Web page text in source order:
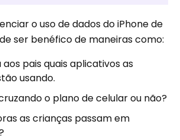
o uso de dados do iPhone de
ser benéfico de maneiras como:
aos pais quais aplicativos as
usando.
o plano de celular ou não?
as crianças passam em